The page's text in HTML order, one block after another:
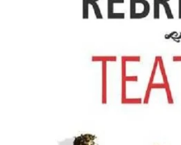
Resurse umane
Atlase, dictionare si enciclopedii
Carte scolara